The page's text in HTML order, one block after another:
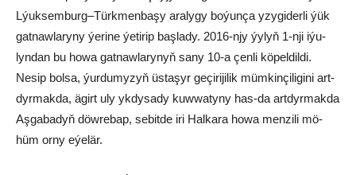
Lýuk­sem­burg–Türk­men­ba­şy ara­ly­gy bo­ýun­ça yzy­gi­der­li ýük
gat­naw­la­ry­ny ýe­ri­ne ýe­ti­rip baş­la­dy. 2016-njy ýy­lyň 1-nji iýu­
lyn­dan bu ho­wa gat­naw­la­ry­nyň sa­ny 10-a çen­li kö­pel­dil­di.
Ne­sip bol­sa, ýur­du­my­zyň üs­ta­şyr ge­çi­ri­ji­lik müm­kin­çi­li­gi­ni art­
dyr­mak­da, ägirt uly yk­dy­sa­dy kuw­wa­ty­ny has-da art­dyr­mak­da
Aş­ga­ba­dyň döw­re­bap, se­bit­de iri Hal­ka­ra ho­wa men­zi­li mö­
hüm or­ny eýe­lär.